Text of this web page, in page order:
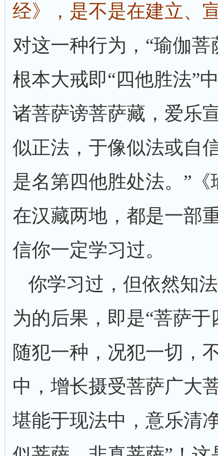
经》，是不是在建立、
对这一种行为，“瑜伽菩
根本大戒即“四他胜法”
诸菩萨谤菩萨藏，爱乐
似正法，于像似法或自
是名第四他胜处法。”
在汉藏两地，都是一部
信你一定学习过。
你学习过，但依然知
为的后果，即是“菩萨
随犯一种，况犯一切，
中，增长摄受菩萨广大
堪能于现法中，意乐清